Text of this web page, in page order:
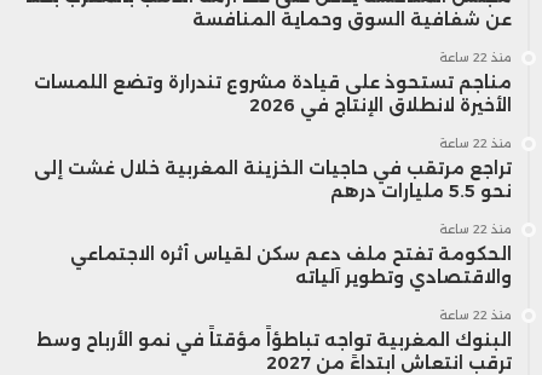
عن شفافية السوق وحماية المنافسة
منذ 22 ساعة
مناجم تستحوذ على قيادة مشروع تندرارة وتضع اللمسات
الأخيرة لانطلاق الإنتاج في 2026
منذ 22 ساعة
تراجع مرتقب في حاجيات الخزينة المغربية خلال غشت إلى
نحو 5.5 مليارات درهم
منذ 22 ساعة
الحكومة تفتح ملف دعم سكن لقياس أثره الاجتماعي
والاقتصادي وتطوير آلياته
منذ 22 ساعة
البنوك المغربية تواجه تباطؤاً مؤقتاً في نمو الأرباح وسط
ترقب انتعاش ابتداءً من 2027